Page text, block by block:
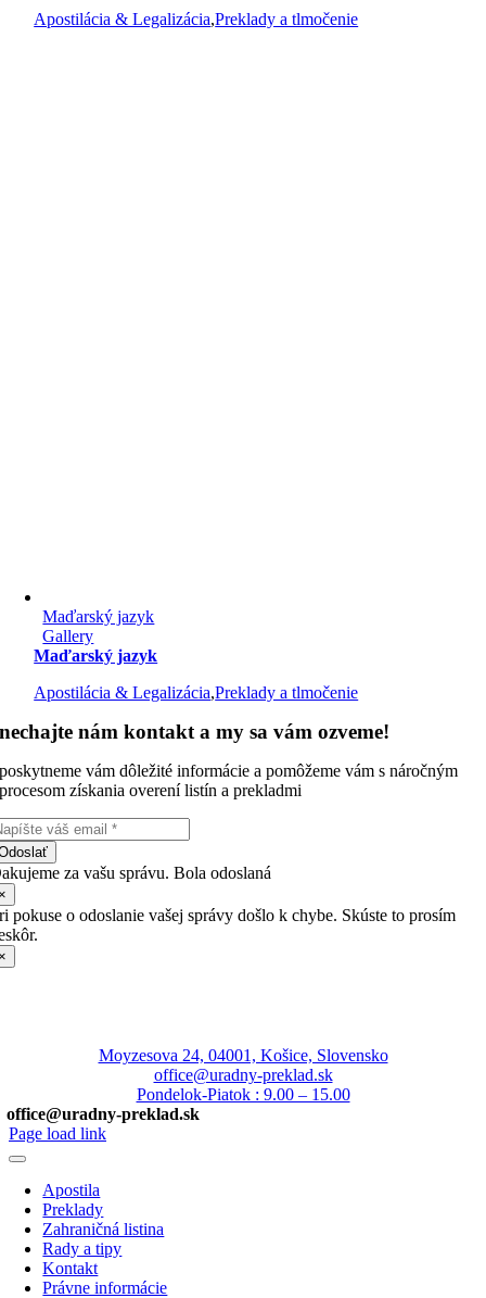
Apostilácia & Legalizácia,Preklady a tlmočenie
Maďarský jazyk
Gallery
Maďarský jazyk
Apostilácia & Legalizácia,Preklady a tlmočenie
nechajte nám kontakt a my sa vám ozveme!
poskytneme vám dôležité informácie a pomôžeme vám s náročným
procesom získania overení listín a prekladmi
za vašu správu. Bola odoslaná
pokuse o odoslanie vašej správy došlo k chybe. Skúste to prosím
Moyzesova 24, 04001, Košice, Slovensko
office@uradny-preklad.sk
Pondelok-Piatok : 9.00 – 15.00
office@uradny-preklad.sk
Page load link
Apostila
Preklady
Zahraničná listina
Rady a tipy
Kontakt
Právne informácie